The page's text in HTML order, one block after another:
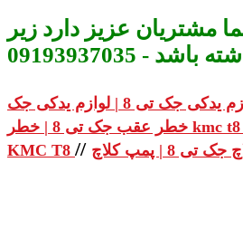
مشتریان عزیز دارد زیر
خطر عقب جک تی 8 | خطر kmc t8
KMC T8 //